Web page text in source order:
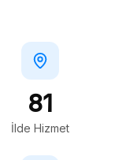
81
İlde Hizmet